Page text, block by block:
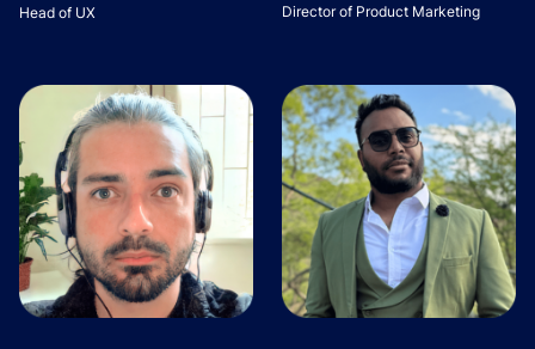
Head of UX Director of Product Marketing